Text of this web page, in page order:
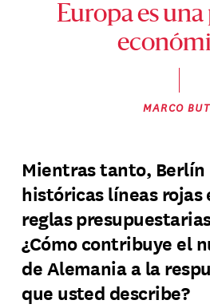
Europa es
MARCO
Mientras tanto, Berlín
históricas líneas rojas
reglas
¿Cómo contribuye el
de Alemania a la
que usted describe?